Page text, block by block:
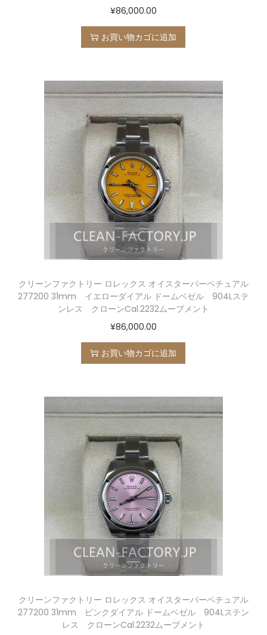
¥86,000.00
お買い物カゴに追加
クリーンファクトリー ロレックス オイスターパーペチュアル
277200 31mm イエローダイアル ドームベゼル 904Lステ
ンレス クローンCal.2232ムーブメント
¥86,000.00
お買い物カゴに追加
クリーンファクトリー ロレックス オイスターパーペチュアル
277200 31mm ピンクダイアル ドームベゼル 904Lステン
レス クローンCal.2232ムーブメント